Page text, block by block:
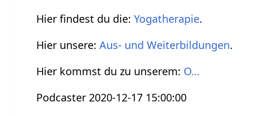
Hier findest du die:Yogatherapie.
Hier unsere:Aus- und Weiterbildungen.
Hier kommst du zu unserem: O…
Podcaster 2020-12-17 15:00:00